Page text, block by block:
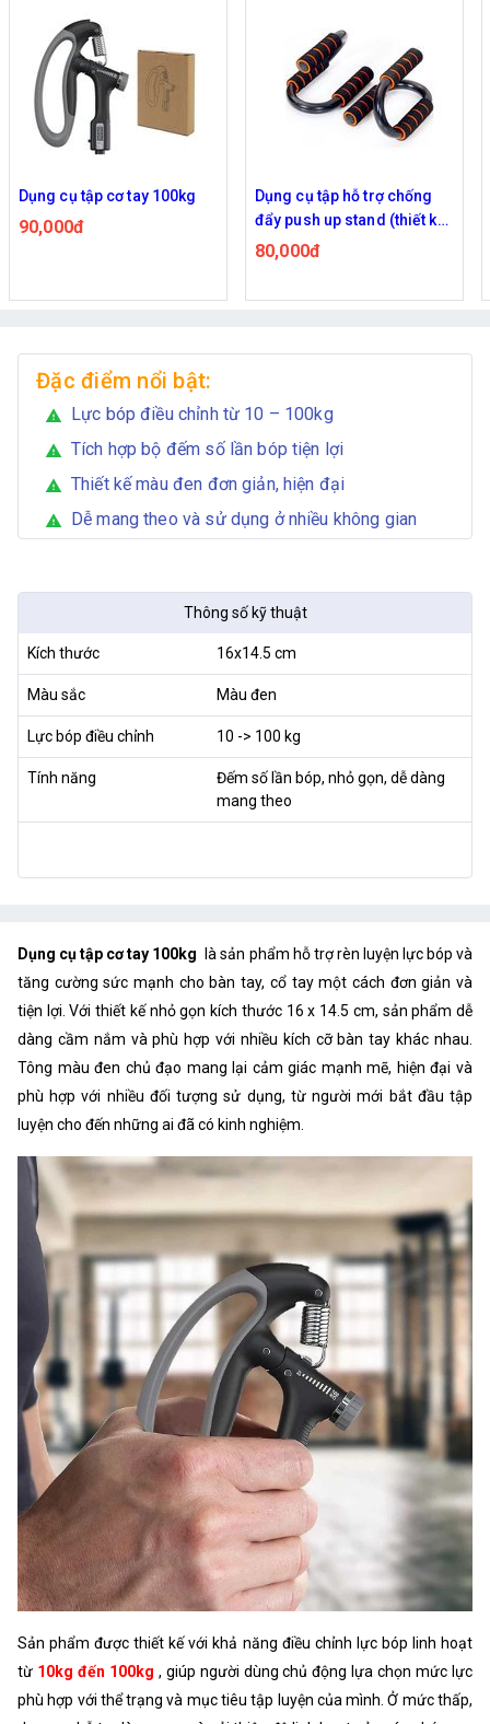
Dụng cụ tập cơ tay 100kg
90,000đ
Dụng cụ tập hỗ trợ chống
đẩy push up stand (thiết kế
chữ S)
80,000đ
Đặc điểm nổi bật:
warning Lực bóp điều chỉnh từ 10 – 100kg
warning Tích hợp bộ đếm số lần bóp tiện lợi
warning Thiết kế màu đen đơn giản, hiện đại
warning Dễ mang theo và sử dụng ở nhiều không gian
Thông số kỹ thuật
Kích thước 16x14.5 cm
Màu sắc Màu đen
Lực bóp điều chỉnh 10 -> 100 kg
Tính năng
Đếm số lần bóp, nhỏ gọn, dễ dàng
mang theo
Dụng cụ tập cơ tay 100kg là sản phẩm hỗ trợ rèn luyện lực bóp và
tăng cường sức mạnh cho bàn tay, cổ tay một cách đơn giản và
tiện lợi. Với thiết kế nhỏ gọn kích thước 16 x 14.5 cm, sản phẩm dễ
dàng cầm nắm và phù hợp với nhiều kích cỡ bàn tay khác nhau.
Tông màu đen chủ đạo mang lại cảm giác mạnh mẽ, hiện đại và
phù hợp với nhiều đối tượng sử dụng, từ người mới bắt đầu tập
luyện cho đến những ai đã có kinh nghiệm.
Sản phẩm được thiết kế với khả năng điều chỉnh lực bóp linh hoạt
từ 10kg đến 100kg , giúp người dùng chủ động lựa chọn mức lực
phù hợp với thể trạng và mục tiêu tập luyện của mình. Ở mức thấp,